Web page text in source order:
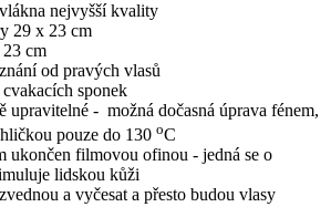
nejvyšší kvality
29 x 23 cm
cm
od pravých vlasů
sponek
upravitelné - možná dočasná úprava fénem,
pouze do 130 oC
ukončen filmovou ofinou - jedná se o
lidskou kůži
a vyčesat a přesto budou vlasy